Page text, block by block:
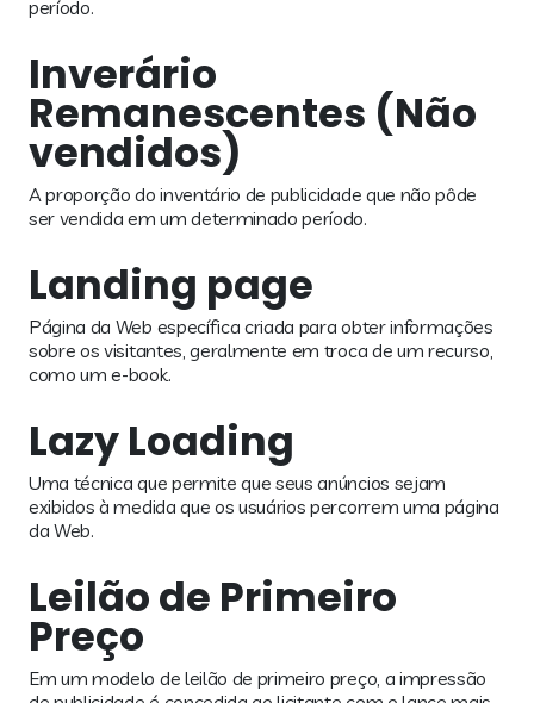
período.
Inverário
Remanescentes (Não
vendidos)
A proporção do inventário de publicidade que não pôde
ser vendida em um determinado período.
Landing page
Página da Web específica criada para obter informações
sobre os visitantes, geralmente em troca de um recurso,
como um e-book.
Lazy Loading
Uma técnica que permite que seus anúncios sejam
exibidos à medida que os usuários percorrem uma página
da Web.
Leilão de Primeiro
Preço
Em um modelo de leilão de primeiro preço, a impressão